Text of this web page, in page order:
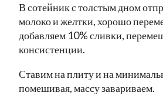
В сотейник с толстым дном
молоко и желтки, хорошо
добавляем 10% сливки,
консистенции.
Ставим на плиту и на
помешивая, массу завариваем.